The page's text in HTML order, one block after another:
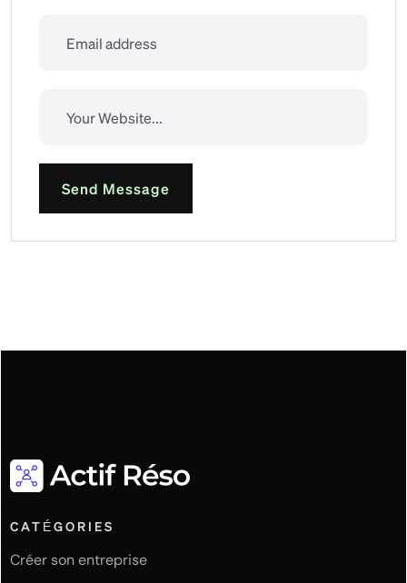
Send Message
CATÉGORIES
Créer son entreprise